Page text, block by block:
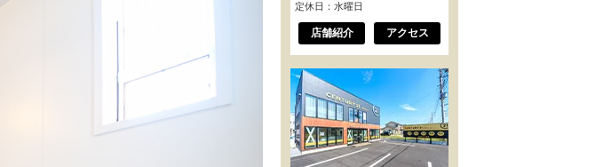
定休日：水曜日
店舗紹介 アクセス